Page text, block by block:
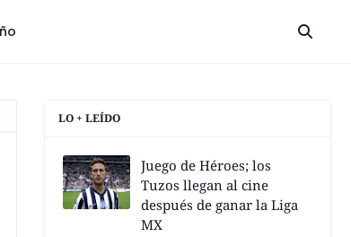
LO + LEÍDO
Juego de Héroes; los
Tuzos llegan al cine
después de ganar la Liga
MX